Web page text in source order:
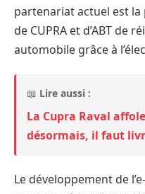
partenariat actuel est
de CUPRA et d’ABT de
automobile grâce à
📖 Lire aussi :
La Cupra Raval
désormais, il faut
Le développement de